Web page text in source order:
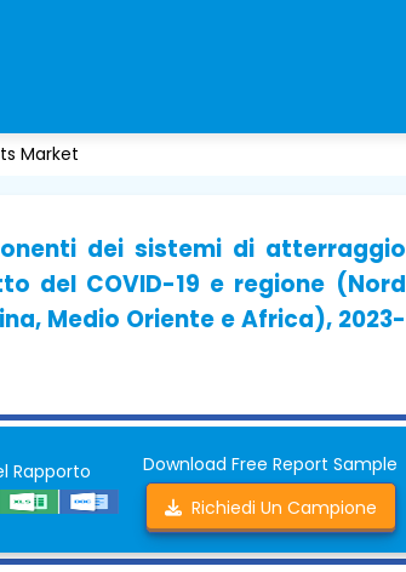
Market
dei sistemi di atterraggio
del COVID-19 e regione (Nord
Medio Oriente e Africa), 2023-
Rapporto
Download Free Report Sample
Richiedi Un Campione